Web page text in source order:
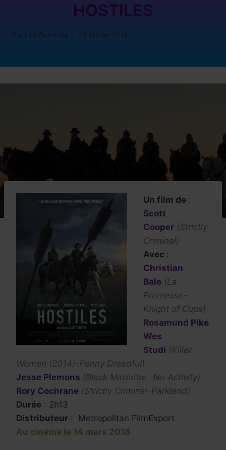
HOSTILES
Par Léa Berroche 26 février 2018
Un film de :
Scott
Cooper (Strictly
Criminal)
Avec :
Christian
Bale (La
Promesse-
Knight of Cups)
Rosamund Pike
Wes
Studi (Killer
Women (2014)-Penny Dreadful)
Jesse Plemons (Black Mirroritre -No Activity)
Rory Cochrane (Strictly Criminal-Parkland)
Durée : 2h13
Distributeur : Metropolitan FilmExport
Au cinéma le 14 mars 2018